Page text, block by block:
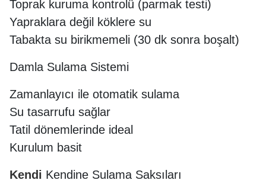
Toprak kuruma kontrolü (parmak testi)
Yapraklara değil köklere su
Tabakta su birikmemeli (30 dk sonra boşalt)
Damla Sulama Sistemi
Zamanlayıcı ile otomatik sulama
Su tasarrufu sağlar
Tatil dönemlerinde ideal
Kurulum basit
Kendi Kendine Sulama Saksıları